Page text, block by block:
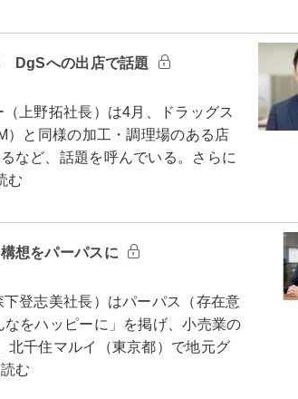
DgSへの出店で話題
野拓社長）は4月、ドラッグス
）と同様の加工・調理場のある店
など、話題を呼んでいる。さらに
む
想をパーパスに
志美社長）はパーパス（存在意
をハッピーに」を掲げ、小売業の
北千住マルイ（東京都）で地元グ
む